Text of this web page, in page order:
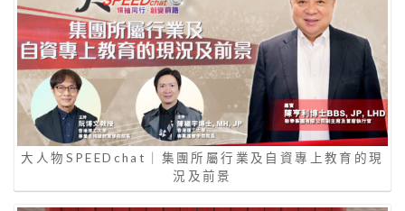
大人物SPEEDchat｜集團所屬行業及自資專上教育的現
況及前景